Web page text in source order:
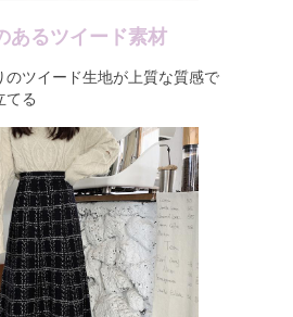
あるツイード素材
のツイード生地が上質な質感で
てる